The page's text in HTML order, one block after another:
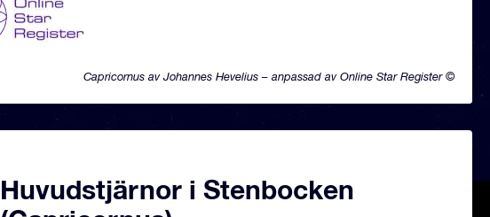
Capricornus av Johannes Hevelius – anpassad av Online Star Register ©
Huvudstjärnor i Stenbocken